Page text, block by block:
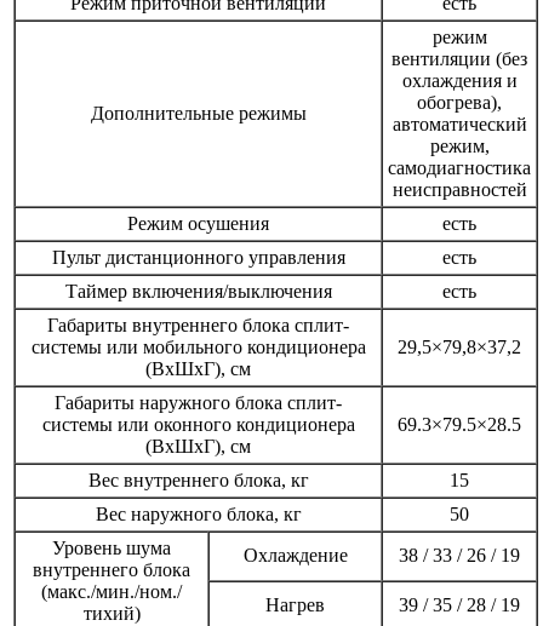
Дополнительные режимы
режим
вентиляции (без
охлаждения и
обогрева),
автоматический
режим,
самодиагностика
неисправностей
Режим осушения
есть
Пульт дистанционного управления
есть
Таймер включения/выключения
есть
Габариты внутреннего блока сплит-
системы или мобильного кондиционера
(ВxШxГ), см
29,5×79,8×37,2
Габариты наружного блока сплит-
системы или оконного кондиционера
(ВxШxГ), см
69.3×79.5×28.5
Вес внутреннего блока, кг
15
Вес наружного блока, кг
50
Уровень шума
внутреннего блока
(макс./мин./ном./
тихий)
Охлаждение 38 / 33 / 26 / 19
Нагрев 39 / 35 / 28 / 19